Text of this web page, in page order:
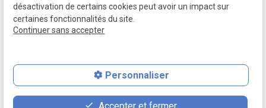
Gestion des
place contact_page phone
désactivation de certains cookies peut avoir un impact sur
certaines fonctionnalités du site.
Continuer sans accepter
Personnaliser